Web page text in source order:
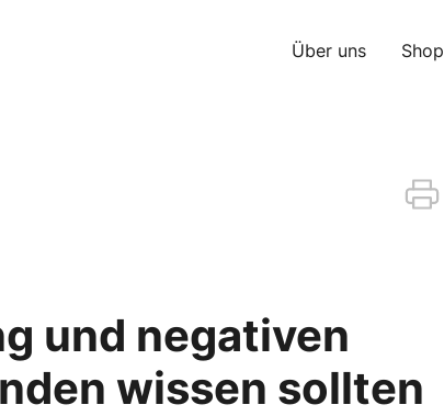
Über uns Shop
und negativen
wissen sollten